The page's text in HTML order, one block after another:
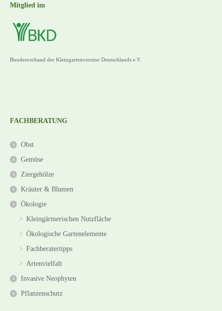
Mitglied im
Bundesverband der Kleingartenvereine Deutschlands e.V.
FACHBERATUNG
Obst
Gemüse
Ziergehölze
Kräuter & Blumen
Ökologie
Kleingärtnerischen Nutzfläche
Ökologische Gartenelemente
Fachberatertipps
Artenvielfalt
Invasive Neophyten
Pflanzenschutz